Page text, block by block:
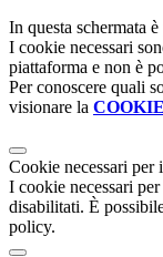
In questa schermata
I cookie necessari
piattaforma e non è
Per conoscere quali
visionare la
Cookie necessari per
I cookie necessari
disabilitati. È
policy.